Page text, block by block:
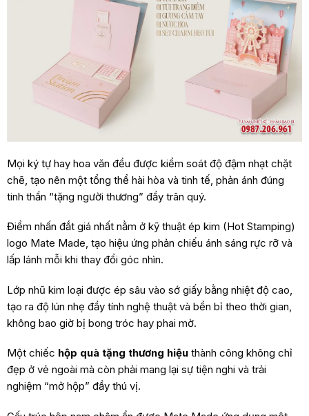
Mọi ký tự hay hoa văn đều được kiểm soát độ đậm nhạt chặt
chẽ, tạo nên một tổng thể hài hòa và tinh tế, phản ánh đúng
tinh thần “tặng người thương” đầy trân quý.
Điểm nhấn đắt giá nhất nằm ở kỹ thuật ép kim (Hot Stamping)
logo Mate Made, tạo hiệu ứng phản chiếu ánh sáng rực rỡ và
lấp lánh mỗi khi thay đổi góc nhìn.
Lớp nhũ kim loại được ép sâu vào sớ giấy bằng nhiệt độ cao,
tạo ra độ lún nhẹ đầy tính nghệ thuật và bền bỉ theo thời gian,
không bao giờ bị bong tróc hay phai mờ.
Một chiếc hộp quà tặng thương hiệuthành công không chỉ
đẹp ở vẻ ngoài mà còn phải mang lại sự tiện nghi và trải
nghiệm “mở hộp” đầy thú vị.